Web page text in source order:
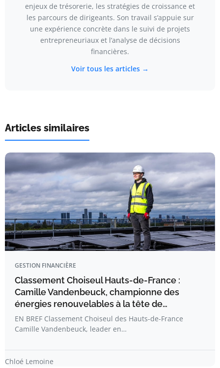
enjeux de trésorerie, les stratégies de croissance et
les parcours de dirigeants. Son travail s’appuie sur
une expérience concrète dans le suivi de projets
entrepreneuriaux et l’analyse de décisions
financières.
Voir tous les articles →
Articles similaires
GESTION FINANCIÈRE
Classement Choiseul Hauts-de-France :
Camille Vandenbeuck, championne des
énergies renouvelables à la tête de…
EN BREF Classement Choiseul des Hauts-de-France
Camille Vandenbeuck, leader en…
Chloé Lemoine